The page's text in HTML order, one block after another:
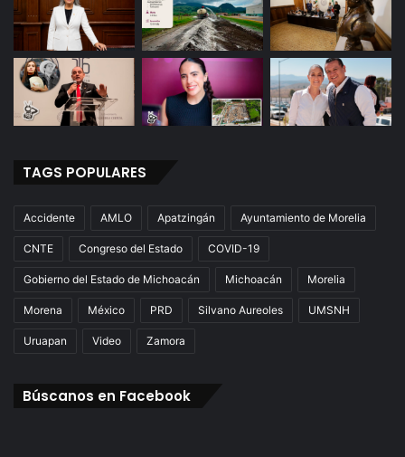
TAGS POPULARES
Accidente AMLO Apatzingán Ayuntamiento de Morelia
CNTE Congreso del Estado COVID-19
Gobierno del Estado de Michoacán Michoacán Morelia
Morena México PRD Silvano Aureoles UMSNH
Uruapan Video Zamora
Búscanos en Facebook